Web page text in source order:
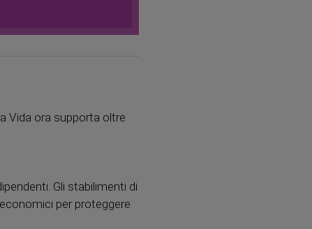
Vida ora supporta oltre
Gli stabilimenti di
per proteggere